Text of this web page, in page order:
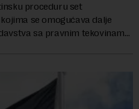
proceduru set
se omogućava dalje
sa pravnim tekovinama